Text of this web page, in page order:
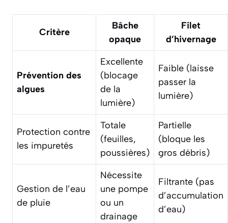
Critère
Bâche
opaque
Filet
d’hivernage
Prévention des
algues
Excellente
(blocage
de la
lumière)
Faible (laisse
passer la
lumière)
Protection contre
les impuretés
Totale
(feuilles,
poussières)
Partielle
(bloque les
gros débris)
Gestion de l’eau
de pluie
Nécessite
une pompe
ou un
drainage
Filtrante (pas
d’accumulation
d’eau)